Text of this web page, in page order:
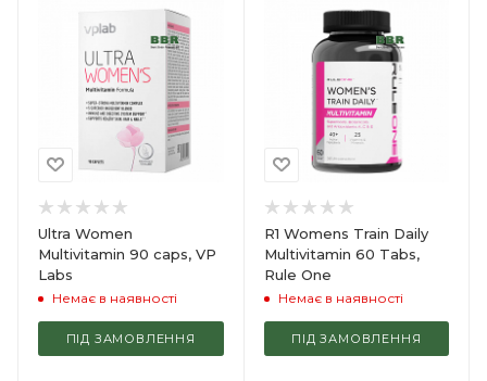
Ultra Women
Multivitamin 90 caps, VP
Labs
Немає в наявності
ПІД ЗАМОВЛЕННЯ
R1 Womens Train Daily
Multivitamin 60 Tabs,
Rule One
Немає в наявності
ПІД ЗАМОВЛЕННЯ